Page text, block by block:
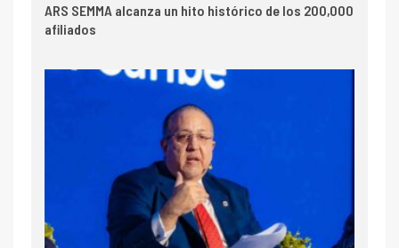
ARS SEMMA alcanza un hito histórico de los 200,000
afiliados